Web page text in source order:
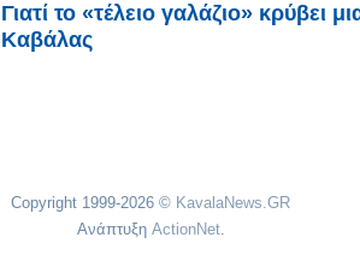
Γιατί το «τέλειο γαλάζιο» κρύβει
Καβάλας
Copyright 1999-2026 © KavalaNews.GR
Ανάπτυξη ActionNet.